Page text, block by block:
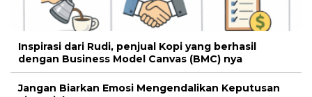
Inspirasi dari Rudi, penjual Kopi yang berhasil
dengan Business Model Canvas (BMC) nya
Jangan Biarkan Emosi Mengendalikan Keputusan